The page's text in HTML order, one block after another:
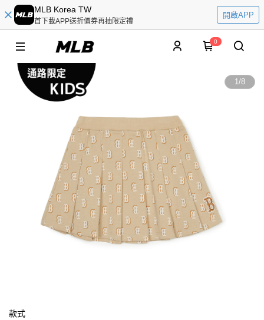
MLB Korea TW
首下載APP送折價券再抽限定禮
開啟APP
0
1/8
款式